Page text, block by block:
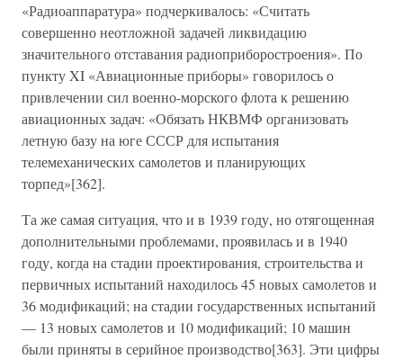
«Радиоаппаратура» подчеркивалось: «Считать
совершенно неотложной задачей ликвидацию
значительного отставания радиоприборостроения». По
пункту XI «Авиационные приборы» говорилось о
привлечении сил военно-морского флота к решению
авиационных задач: «Обязать НКВМФ организовать
летную базу на юге СССР для испытания
телемеханических самолетов и планирующих
торпед»[362].
Та же самая ситуация, что и в 1939 году, но отягощенная
дополнительными проблемами, проявилась и в 1940
году, когда на стадии проектирования, строительства и
первичных испытаний находилось 45 новых самолетов и
36 модификаций; на стадии государственных испытаний
— 13 новых самолетов и 10 модификаций; 10 машин
были приняты в серийное производство[363]. Эти цифры